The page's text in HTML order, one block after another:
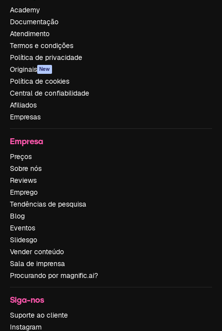
Academy
Documentação
Atendimento
Termos e condições
Política de privacidade
Originais New
Política de cookies
Central de confiabilidade
Afiliados
Empresas
Empresa
Preços
Sobre nós
Reviews
Emprego
Tendências de pesquisa
Blog
Eventos
Slidesgo
Vender conteúdo
Sala de imprensa
Procurando por magnific.ai?
Siga-nos
Suporte ao cliente
Instagram